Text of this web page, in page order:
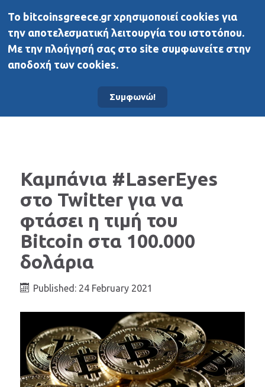
BitcoinsGreece
Άλλα μέσα
Καμπάνια #LaserEyes
στο Twitter για να
φτάσει η τιμή του
Bitcoin στα 100.000
δολάρια
Published: 24 February 2021
To bitcoinsgreece.gr χρησιμοποιεί cookies για
την αποτελεσματική λειτουργία του ιστοτόπου.
Με την πλοήγησή σας στο site συμφωνείτε στην
αποδοχή των cookies.
Συμφωνώ!